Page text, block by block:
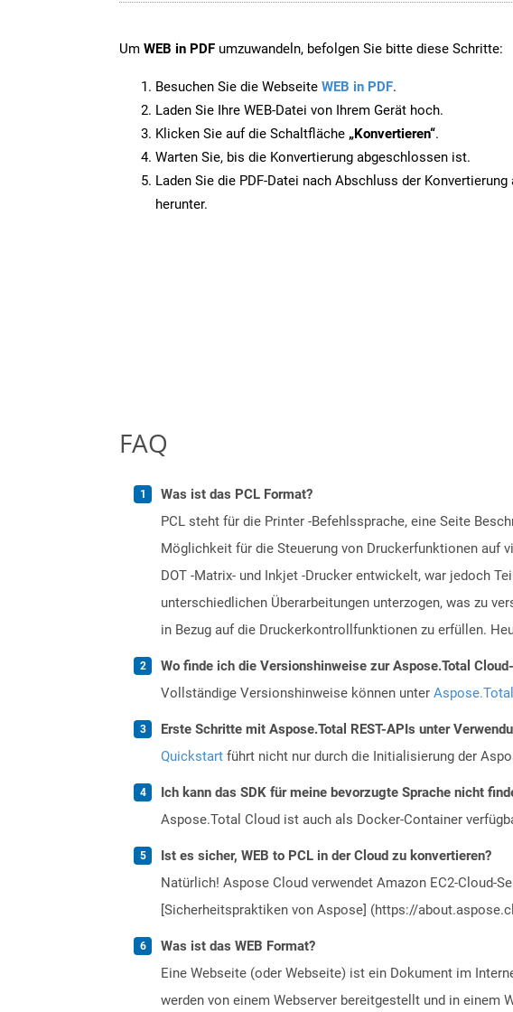
Um WEB in PDF umzuwandeln, befolgen Sie bitte diese Schritte:
Besuchen Sie die Webseite WEB in PDF.
Laden Sie Ihre WEB-Datei von Ihrem Gerät hoch.
Klicken Sie auf die Schaltfläche „Konvertieren“.
Warten Sie, bis die Konvertierung abgeschlossen ist.
Laden Sie die PDF-Datei nach Abschluss der Konvertierung
herunter.
FAQ
Was ist das PCL Format?
PCL steht für die Printer -Befehlssprache, eine Seite
Möglichkeit für die Steuerung von Druckerfunktionen auf
DOT -Matrix- und Inkjet -Drucker entwickelt, war jedoch
unterschiedlichen Überarbeitungen unterzogen, was zu
in Bezug auf die Druckerkontrollfunktionen zu erfüllen.
Wo finde ich die Versionshinweise zur Aspose.Total
Vollständige Versionshinweise können unter
Erste Schritte mit Aspose.Total REST-APIs unter
Quickstart führt nicht nur durch die Initialisierung der
Ich kann das SDK für meine bevorzugte Sprache nicht
Aspose.Total Cloud ist auch als Docker-Container
Ist es sicher, WEB to PCL in der Cloud zu konvertieren?
Natürlich! Aspose Cloud verwendet Amazon EC2-Cloud-
[Sicherheitspraktiken von Aspose] (https://
Was ist das WEB Format?
Eine Webseite (oder Webseite) ist ein Dokument im
werden von einem Webserver bereitgestellt und in einem